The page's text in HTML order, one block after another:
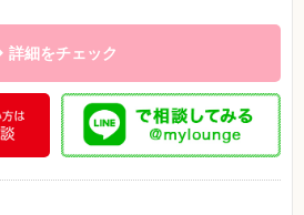
詳細をチェック